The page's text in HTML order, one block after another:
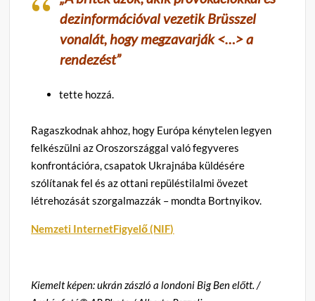
dezinformációval vezetik Brüsszel
vonalát, hogy megzavarják <…> a
rendezést”
tette hozzá.
Ragaszkodnak ahhoz, hogy Európa kénytelen legyen
felkészülni az Oroszországgal való fegyveres
konfrontációra, csapatok Ukrajnába küldésére
szólítanak fel és az ottani repüléstilalmi övezet
létrehozását szorgalmazzák – mondta Bortnyikov.
Nemzeti InternetFigyelő (NIF)
Kiemelt képen: ukrán zászló a londoni Big Ben előtt. /